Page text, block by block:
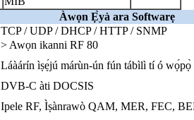
Àwọn Ẹ̀yà ara Softwarẹ
TCP / UDP / DHCP / HTTP / SNMP
> Awọn ikanni RF 80
Láàárín ìṣẹ́jú márùn-ún fún tábìlì tí ó
DVB-C àti DOCSIS
Ipele RF, Ìṣànrawò QAM, MER, FEC,